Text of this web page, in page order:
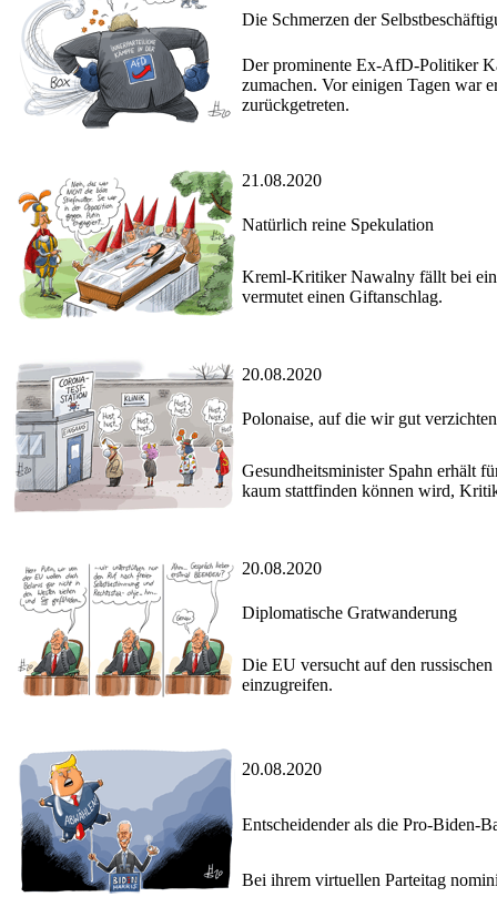
Die Schmerzen der
Der prominente Ex-AfD-Politiker
zumachen. Vor einigen Tagen war
zurückgetreten.
21.08.2020
Natürlich reine Spekulation
Kreml-Kritiker Nawalny fällt bei
vermutet einen Giftanschlag.
20.08.2020
Polonaise, auf die wir gut
Gesundheitsminister Spahn erhält
kaum stattfinden können wird,
20.08.2020
Diplomatische Gratwanderung
Die EU versucht auf den
einzugreifen.
20.08.2020
Entscheidender als die Pro-Biden-
Bei ihrem virtuellen Parteitag